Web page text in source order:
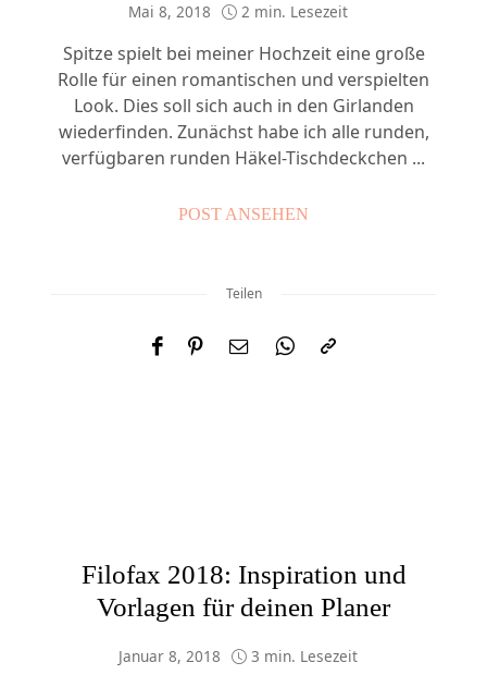
Mai 8, 2018 2 min. Lesezeit
Spitze spielt bei meiner Hochzeit eine große
Rolle für einen romantischen und verspielten
Look. Dies soll sich auch in den Girlanden
wiederfinden. Zunächst habe ich alle runden,
verfügbaren runden Häkel-Tischdeckchen ...
POST ANSEHEN
Teilen
Filofax 2018: Inspiration und
Vorlagen für deinen Planer
Januar 8, 2018 3 min. Lesezeit